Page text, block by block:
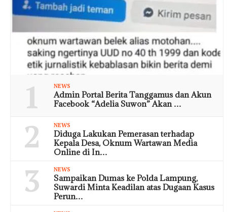
1 NEWS
Admin Portal Berita Tanggamus dan Akun
Facebook “Adelia Suwon” Akan …
2 NEWS
Diduga Lakukan Pemerasan terhadap
Kepala Desa, Oknum Wartawan Media
Online di In…
3 NEWS
Sampaikan Dumas ke Polda Lampung,
Suwardi Minta Keadilan atas Dugaan Kasus
Perun…